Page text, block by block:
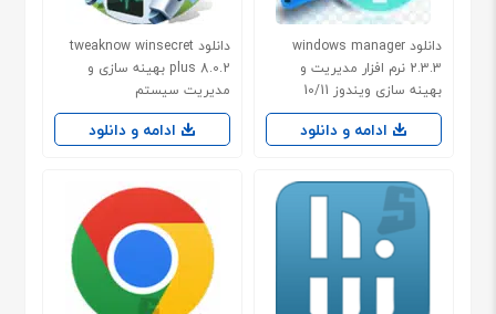
دانلود windows manager
2.3.3 نرم افزار مدیریت و
بهینه سازی ویندوز 10/11
ادامه و دانلود
دانلود tweaknow winsecret
plus 8.0.2 بهینه سازی و
مدیریت سیستم
ادامه و دانلود